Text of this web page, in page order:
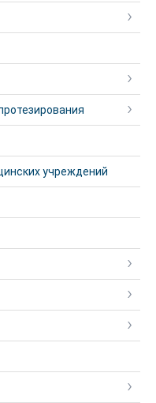
учреждений